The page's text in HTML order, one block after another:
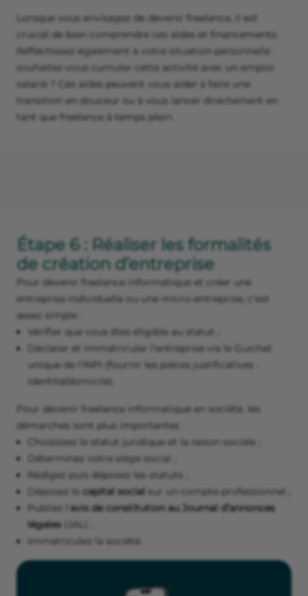
Lorsque vous envisagez de devenir freelance, il est
crucial de bien comprendre ces aides et financements.
Réfléchissez également à votre situation personnelle :
souhaitez-vous cumuler cette activité avec un emploi
salarié ? Ces aides peuvent vous aider à faire une
transition en douceur ou à vous lancer directement en
tant que freelance à temps plein.
Étape 6 : Réaliser les formalités
de création d’entreprise
Pour devenir freelance informatique et créer une
entreprise individuelle ou une micro-entreprise, c’est
assez simple :
Vérifier que vous êtes éligible au statut ;
Déclarer et immatriculer l’entreprise via le Guichet
unique de l’INPI (fournir les pièces justificatives -
identité/domicile).
Pour devenir freelance informatique en société, les
démarches sont plus importantes :
Choisissez le statut juridique et la raison sociale ;
Déterminez votre siège social ;
Rédigez puis déposez les statuts ;
Déposez le capital social sur un compte professionnel ;
Publiez l’ avis de constitution au Journal d’annonces
légales (JAL) ;
Immatriculez la société.